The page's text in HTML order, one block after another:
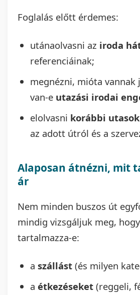
Foglalás előtt érdemes:
utánaolvasni az iroda
referenciáinak;
megnézni, mióta vannak
van-e utazási irodai
elolvasni korábbi
az adott útról és a
Alaposan átnézni, mit
ár
Nem minden buszos út
mindig vizsgáljuk meg,
tartalmazza-e:
a szállást (és milyen
a étkezéseket (reggeli,